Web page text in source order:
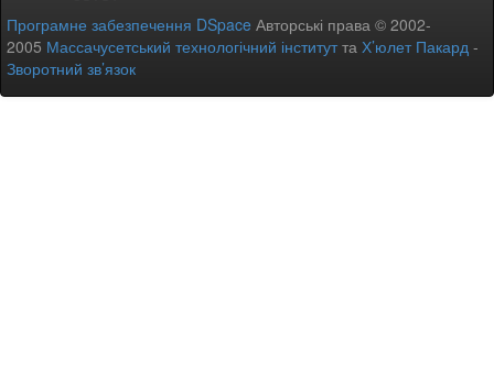
Програмне забезпечення DSpace Авторські права © 2002-
2005 Массачусетський технологічний інститутта Х’юлет Пакард -
Зворотний зв’язок